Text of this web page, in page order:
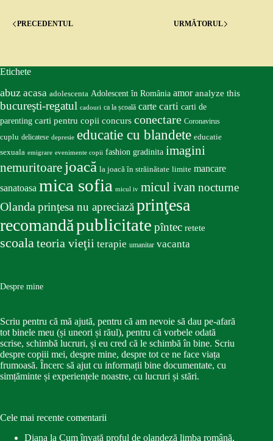
PRECEDENTUL URMĂTORUL
Etichete
abuz acasa adolescenta Adolescent în România amor analyze this
bucureşti-regatul cadouri ca la școală carte carti carti de
parenting carti pentru copii concurs conectare Coronavirus
cuplu delicatese depresie educatie cu blandete educatie
sexuala emigrare evenimente copii fashion gradinita imagini
nemuritoare joacă la joacă în străinătate limite mancare
sanatoasa mica sofia micul iv micul ivan nocturne
Olandaprinţesa nu apreciazăprinţesa
recomandăpublicitate pîntec retete
scoalateoria vieţii terapie umanitar vacanta
Despre mine
Scriu pentru că mă ajută, pentru că am nevoie să dau pe-afară
tot binele meu (și uneori și răul), pentru că vorbele odată
scrise, schimbă lucruri, și eu cred că le schimbă în bine. Scriu
despre copiii mei, despre mine, despre tot ce ne face viața
frumoasă. Încerc să ajut cu informații bine documentate, cu
simțăminte și experiențele noastre, cu lucruri și stări.
Cele mai recente comentarii
Diana la Cum învață proful de olandeză limba română,